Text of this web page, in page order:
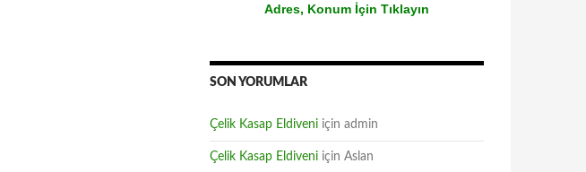
Adres, Konum İçin Tıklayın
SON YORUMLAR
Çelik Kasap Eldiveni için admin
Çelik Kasap Eldiveni için Aslan